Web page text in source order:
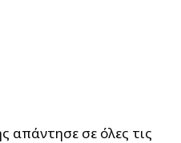
απάντησε σε όλες τις